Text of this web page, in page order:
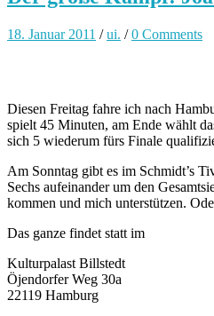
18. Januar 2011 /ui. /0 Comments
Diesen Freitag fahre ich nach
spielt 45 Minuten, am Ende wählt
sich 5 wiederum fürs Finale
Am Sonntag gibt es im Schmidt’s
Sechs aufeinander um den
kommen und mich unterstützen.
Das ganze findet statt im
Kulturpalast Billstedt
Öjendorfer Weg 30a
22119 Hamburg